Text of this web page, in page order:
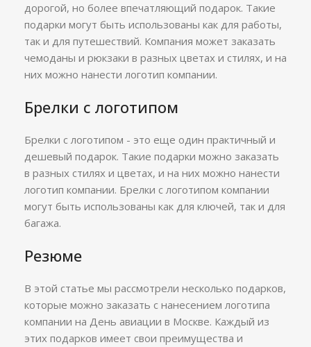
дорогой, но более впечатляющий подарок. Такие
подарки могут быть использованы как для работы,
так и для путешествий. Компания может заказать
чемоданы и рюкзаки в разных цветах и стилях, и на
них можно нанести логотип компании.
Брелки с логотипом
Брелки с логотипом - это еще один практичный и
дешевый подарок. Такие подарки можно заказать
в разных стилях и цветах, и на них можно нанести
логотип компании. Брелки с логотипом компании
могут быть использованы как для ключей, так и для
багажа.
Резюме
В этой статье мы рассмотрели несколько подарков,
которые можно заказать с нанесением логотипа
компании на День авиации в Москве. Каждый из
этих подарков имеет свои преимущества и